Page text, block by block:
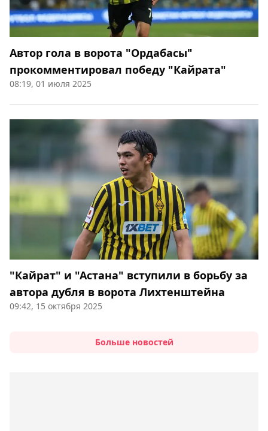
Автор гола в ворота "Ордабасы"
прокомментировал победу "Кайрата"
08:19, 01 июля 2025
"Кайрат" и "Астана" вступили в борьбу за
автора дубля в ворота Лихтенштейна
09:42, 15 октября 2025
Больше новостей